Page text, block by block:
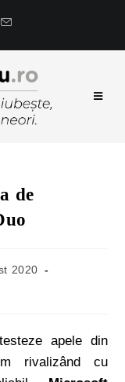
de
2020
apele din
rivalizând cu